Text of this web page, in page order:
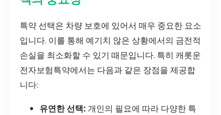
특약 선택은 차량 보호에 있어서 매우 중요한 요소
입니다. 이를 통해 예기치 않은 상황에서의 금전적
손실을 최소화할 수 있기 때문입니다. 특히 캐롯운
전자보험특약에서는 다음과 같은 장점을 제공합
니다:
유연한 선택: 개인의 필요에 따라 다양한 특